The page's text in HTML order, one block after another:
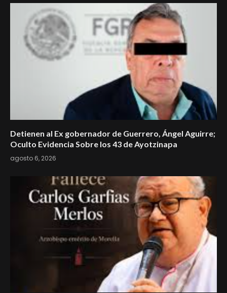
Detienen al Ex gobernador de Guerrero, Ángel Aguirre;
Oculto Evidencia Sobre los 43 de Ayotzinapa
agosto 6, 2026